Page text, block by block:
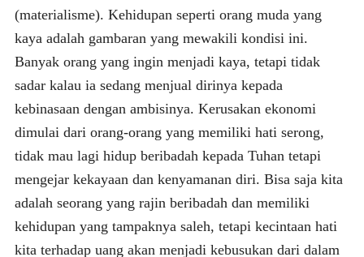
(materialisme). Kehidupan seperti orang muda yang
kaya adalah gambaran yang mewakili kondisi ini.
Banyak orang yang ingin menjadi kaya, tetapi tidak
sadar kalau ia sedang menjual dirinya kepada
kebinasaan dengan ambisinya. Kerusakan ekonomi
dimulai dari orang-orang yang memiliki hati serong,
tidak mau lagi hidup beribadah kepada Tuhan tetapi
mengejar kekayaan dan kenyamanan diri. Bisa saja kita
adalah seorang yang rajin beribadah dan memiliki
kehidupan yang tampaknya saleh, tetapi kecintaan hati
kita terhadap uang akan menjadi kebusukan dari dalam